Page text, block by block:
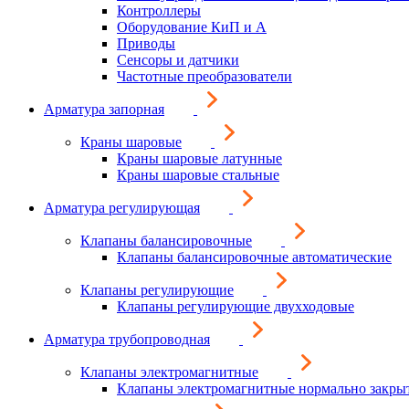
Контроллеры
Оборудование КиП и А
Приводы
Сенсоры и датчики
Частотные преобразователи
Арматура запорная
Краны шаровые
Краны шаровые латунные
Краны шаровые стальные
Арматура регулирующая
Клапаны балансировочные
Клапаны балансировочные автоматические
Клапаны регулирующие
Клапаны регулирующие двухходовые
Арматура трубопроводная
Клапаны электромагнитные
Клапаны электромагнитные нормально